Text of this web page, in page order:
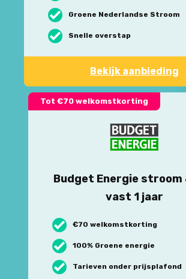
Groene Nederlandse Stroom
Snelle overstap
Bekijk aanbieding
Tot €70 welkomstkorting
Budget Energie stroom
vast 1 jaar
€70 welkomstkorting
100% Groene energie
Tarieven onder prijsplafond